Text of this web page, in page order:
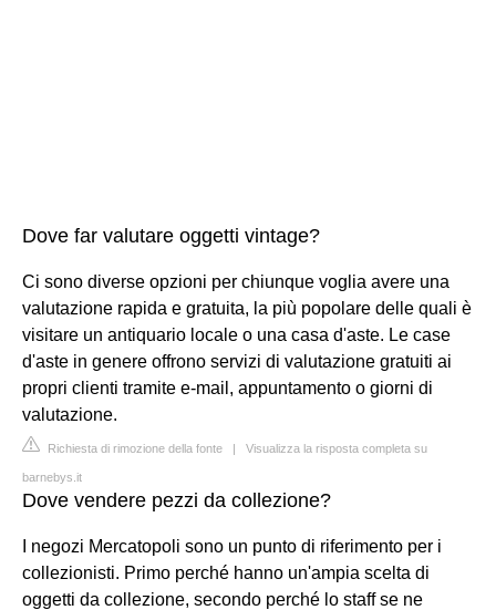
Dove far valutare oggetti vintage?
Ci sono diverse opzioni per chiunque voglia avere una
valutazione rapida e gratuita, la più popolare delle quali è
visitare un antiquario locale o una casa d'aste. Le case
d'aste in genere offrono servizi di valutazione gratuiti ai
propri clienti tramite e-mail, appuntamento o giorni di
valutazione.
Richiesta di rimozione della fonte | Visualizza la risposta completa su
barnebys.it
Dove vendere pezzi da collezione?
I negozi Mercatopoli sono un punto di riferimento per i
collezionisti. Primo perché hanno un'ampia scelta di
oggetti da collezione, secondo perché lo staff se ne